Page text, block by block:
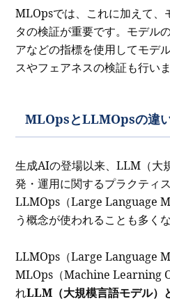
MLOpsでは、これに加えて、
タの検証が重要です。モデル
アなどの指標を使用してモデ
スやフェアネスの検証も行いま
MLOpsとLLMOpsの違
生成AIの登場以来、LLM（大
発・運用に関するプラクティ
LLMOps（Large Language
う概念が使われることも多く
LLMOps（Large Language
MLOps（Machine Learning
れLLM（大規模言語モデル）